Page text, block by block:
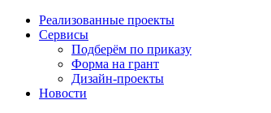
Реализованные проекты
Сервисы
Подберём по приказу
Форма на грант
Дизайн-проекты
Новости